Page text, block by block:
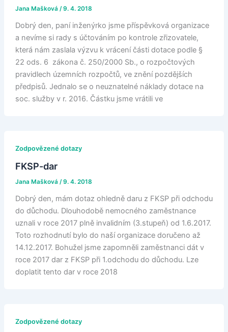
Jana Mašková /9. 4. 2018
Dobrý den, paní inženýrko jsme příspěvková organizace
a nevíme si rady s účtováním po kontrole zřizovatele,
která nám zaslala výzvu k vrácení části dotace podle §
22 ods. 6 zákona č. 250/2000 Sb., o rozpočtových
pravidlech územních rozpočtů, ve znění pozdějších
předpisů. Jednalo se o neuznatelné náklady dotace na
soc. služby v r. 2016. Částku jsme vrátili ve
Zodpovězené dotazy
FKSP-dar
Jana Mašková /9. 4. 2018
Dobrý den, mám dotaz ohledně daru z FKSP při odchodu
do důchodu. Dlouhodobě nemocného zaměstnance
uznali v roce 2017 plně invalidním (3.stupeň) od 1.6.2017.
Toto rozhodnutí bylo do naší organizace doručeno až
14.12.2017. Bohužel jsme zapomněli zaměstnanci dát v
roce 2017 dar z FKSP při 1.odchodu do důchodu. Lze
doplatit tento dar v roce 2018
Zodpovězené dotazy